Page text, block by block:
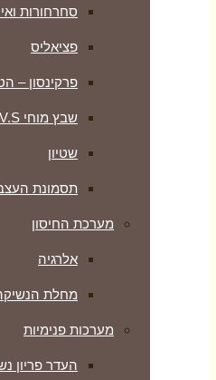
סחרחורות ואי
פציאליס
פרקינסון –
שבץ מוחי Cerbro Vascular Stroke) C.V.S)
שטיון
תסמונת
מערכת החיסון
אלרגיה
מחלת
מערכות פנימיות
העדר פריון